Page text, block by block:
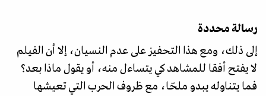
رسالة محددة
إلى ذلك، ومع هذا التحفيز على عدم النسيان، إلا أن الفيلم
لا يفتح أفقا للمشاهد كي يتساءل منه، أو يقول ماذا بعد؟
فما يتناوله يبدو ملحّا، مع ظروف الحرب التي تعيشها